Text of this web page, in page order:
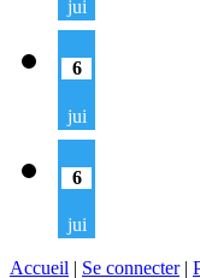
jui
6
jui
6
jui
Accueil | Se connecter|